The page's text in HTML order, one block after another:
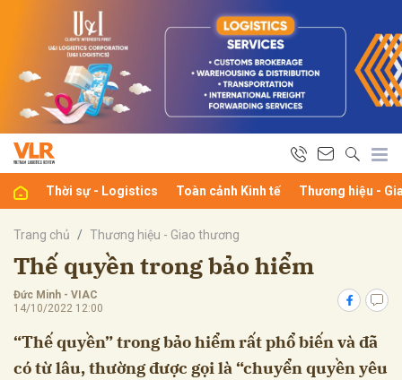
Thời sự - Logistics Toàn cảnh Kinh tế Thương hiệu -
Trang chủ Thương hiệu - Giao thương
Thế quyền trong bảo hiểm
Đức Minh - VIAC
14/10/2022 12:00
“Thế quyền” trong bảo hiểm rất phổ biến và đã
có từ lâu, thường được gọi là “chuyển quyền yêu
luận